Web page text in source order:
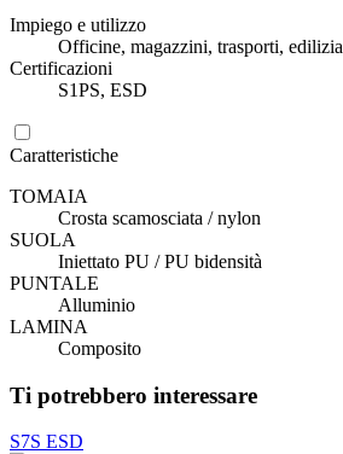
Impiego e utilizzo
Officine, magazzini, trasporti, edilizia
Certificazioni
S1PS, ESD
Caratteristiche
TOMAIA
Crosta scamosciata / nylon
SUOLA
Iniettato PU / PU bidensità
PUNTALE
Alluminio
LAMINA
Composito
Ti potrebbero interessare
S7S ESD